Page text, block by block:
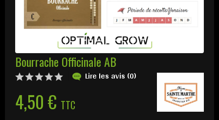
Bourrache Officinale AB
Lire les avis (0)
4,50 € TTC